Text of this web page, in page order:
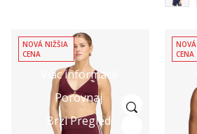
Viac informácií
Porovnaj
Brzi Pregled
NOVÁ NIŽŠIA
CENA
CENA